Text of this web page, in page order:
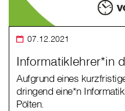
07.12.2021
Informatiklehrer*in
Aufgrund eines
dringend eine*n
Pölten.